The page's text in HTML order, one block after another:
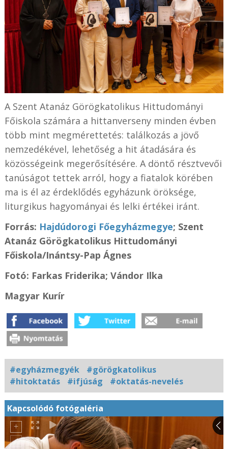
A Szent Atanáz Görögkatolikus Hittudományi
Főiskola számára a hittanverseny minden évben
több mint megmérettetés: találkozás a jövő
nemzedékével, lehetőség a hit átadására és
közösségeink megerősítésére. A döntő résztvevői
tanúságot tettek arról, hogy a fiatalok körében
ma is él az érdeklődés egyházunk öröksége,
liturgikus hagyományai és lelki értékei iránt.
Forrás: Hajdúdorogi Főegyházmegye; Szent
Atanáz Görögkatolikus Hittudományi
Főiskola/Inántsy-Pap Ágnes
Fotó: Farkas Friderika; Vándor Ilka
Magyar Kurír
#egyházmegyék
#görögkatolikus
#hitoktatás
#ifjúság #oktatás-nevelés
Kapcsolódó fotógaléria